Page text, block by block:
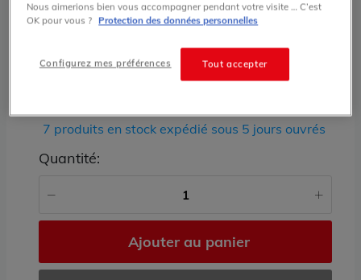
État
7 produits en stock expédié sous 5 jours ouvrés
Quantité:
Ajouter au panier
Nous aimerions bien vous accompagner pendant votre visite … C’est
OK pour vous ? Protection des données personnelles
Tout accepter
Configurez mes préférences